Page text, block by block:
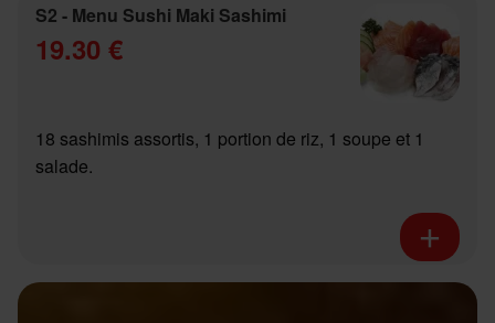
S2 - Menu Sushi Maki Sashimi
19.30 €
18 sashimis assortis, 1 portion de riz, 1 soupe et 1
salade.